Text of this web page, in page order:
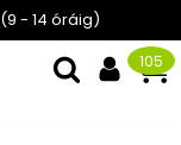
- 14 óráig)
105